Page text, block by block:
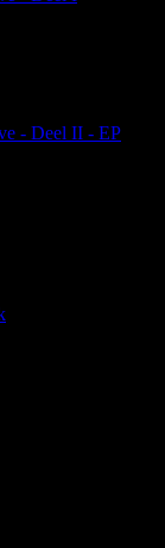
- Deel II - EP